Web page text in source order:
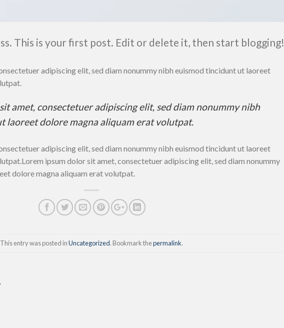
This is your first post. Edit or delete it, then start blogging!
adipiscing elit, sed diam nonummy nibh euismod tincidunt ut laoreet
amet, consectetuer adipiscing elit, sed diam nonummy nibh
laoreet dolore magna aliquam erat volutpat.
adipiscing elit, sed diam nonummy nibh euismod tincidunt ut laoreet
ipsum dolor sit amet, consectetuer adipiscing elit, sed diam nonummy
dolore magna aliquam erat volutpat.
This entry was posted inUncategorized. Bookmark thepermalink.